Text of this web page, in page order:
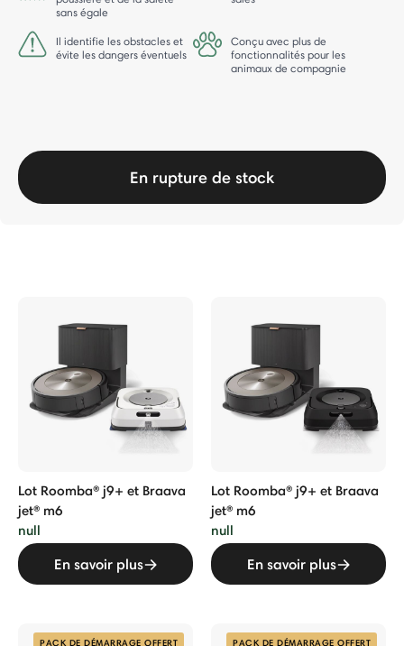
sans égale
Il identifie les obstacles et
évite les dangers éventuels
Conçu avec plus de
fonctionnalités pour les
animaux de compagnie
En rupture de stock
Lot Roomba® j9+ et Braava
jet® m6
null
En savoir plus
Lot Roomba® j9+ et Braava
jet® m6
null
En savoir plus
PACK DE DÉMARRAGE OFFERT PACK DE DÉMARRAGE OFFERT